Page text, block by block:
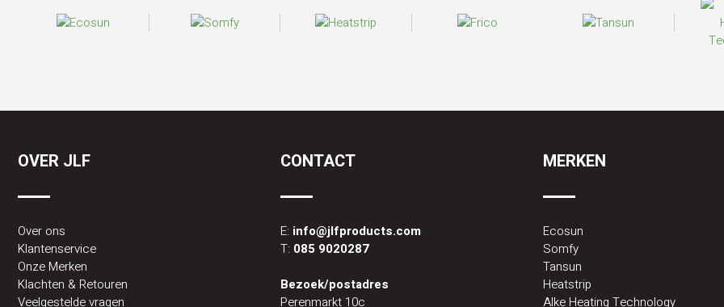
OVER JLF
Over ons
Klantenservice
Onze Merken
Klachten & Retouren
Veelgestelde vragen
CONTACT
E: info@jlfproducts.com
T: 085 9020287
Bezoek/postadres
Perenmarkt 10c
MERKEN
Ecosun
Somfy
Tansun
Heatstrip
Alke Heating Technology